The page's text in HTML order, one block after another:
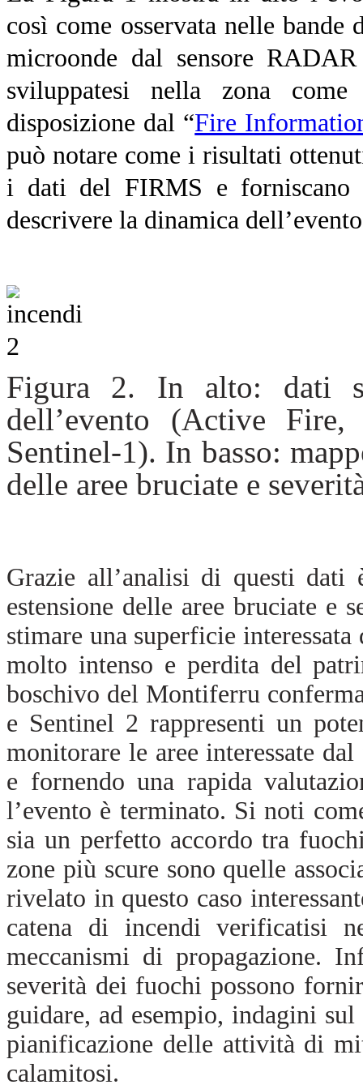
così come osservata nelle
microonde dal sensore
sviluppatesi nella zona
disposizione dal “Fire
può notare come i risultati
i dati del FIRMS e forniscano
descrivere la dinamica
Figura 2. In alto: dati
dell’evento (Active
Sentinel-1). In basso:
delle aree bruciate e
Grazie all’analisi di questi dati
estensione delle aree bruciate
stimare una superficie
molto intenso e perdita del
boschivo del Montiferru
e Sentinel 2 rappresenti un
monitorare le aree interessate
e fornendo una rapida
l’evento è terminato. Si noti
sia un perfetto accordo tra
zone più scure sono quelle
rivelato in questo caso
catena di incendi verificatisi
meccanismi di propagazione.
severità dei fuochi possono
guidare, ad esempio, indagini
pianificazione delle attività di
calamitosi.